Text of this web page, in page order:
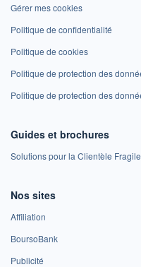
Gérer mes cookies
Politique de confidentialité
Politique de cookies
Politique de protection des
Politique de protection des
Guides et brochures
Solutions pour la Clientèle Fragile
Nos sites
Affiliation
BoursoBank
Publicité